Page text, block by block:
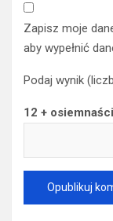
Zapisz moje
aby wypełnić
Podaj wynik
12 +